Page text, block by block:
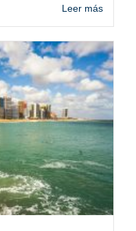
Leer más